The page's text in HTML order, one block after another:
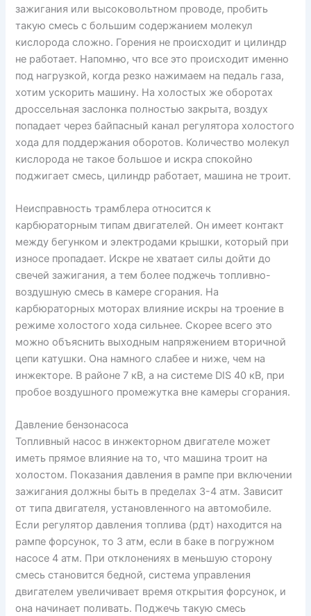
зажигания или высоковольтном проводе, пробить
такую смесь с большим содержанием молекул
кислорода сложно. Горения не происходит и цилиндр
не работает. Напомню, что все это происходит именно
под нагрузкой, когда резко нажимаем на педаль газа,
хотим ускорить машину. На холостых же оборотах
дроссельная заслонка полностью закрыта, воздух
попадает через байпасный канал регулятора холостого
хода для поддержания оборотов. Количество молекул
кислорода не такое большое и искра спокойно
поджигает смесь, цилиндр работает, машина не троит.
Неисправность трамблера относится к
карбюраторным типам двигателей. Он имеет контакт
между бегунком и электродами крышки, который при
износе пропадает. Искре не хватает силы дойти до
свечей зажигания, а тем более поджечь топливно-
воздушную смесь в камере сгорания. На
карбюраторных моторах влияние искры на троение в
режиме холостого хода сильнее. Скорее всего это
можно объяснить выходным напряжением вторичной
цепи катушки. Она намного слабее и ниже, чем на
инжекторе. В районе 7 кВ, а на системе DIS 40 кВ, при
пробое воздушного промежутка вне камеры сгорания.
Давление бензонасоса
Топливный насос в инжекторном двигателе может
иметь прямое влияние на то, что машина троит на
холостом. Показания давления в рампе при включении
зажигания должны быть в пределах 3-4 атм. Зависит
от типа двигателя, установленного на автомобиле.
Если регулятор давления топлива (рдт) находится на
рампе форсунок, то 3 атм, если в баке в погружном
насосе 4 атм. При отклонениях в меньшую сторону
смесь становится бедной, система управления
двигателем увеличивает время открытия форсунок, и
она начинает поливать. Поджечь такую смесь